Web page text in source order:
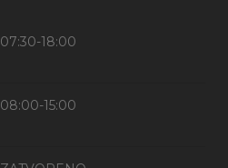
07:30-18:00
08:00-15:00